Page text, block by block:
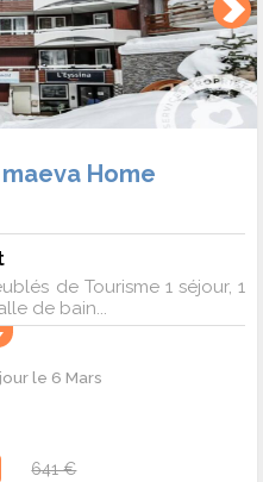
Home
de Tourisme 1 séjour, 1
de bain...
le 6 Mars
641 €